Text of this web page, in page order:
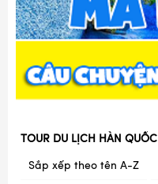
TOUR DU LỊCH HÀN QUỐC
Sắp xếp theo tên A-Z